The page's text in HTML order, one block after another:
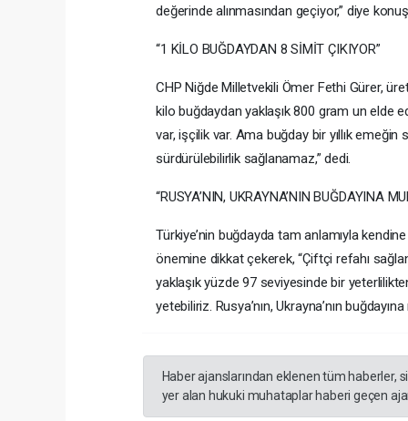
değerinde alınmasından geçiyor,” diye
“1 KİLO BUĞDAYDAN 8 SİMİT ÇIKIYOR”
CHP Niğde Milletvekili Ömer Fethi Gürer,
kilo buğdaydan yaklaşık 800 gram un elde
var, işçilik var. Ama buğday bir yıllık
sürdürülebilirlik sağlanamaz,” dedi.
“RUSYA’NIN, UKRAYNA’NIN BUĞDAYINA
Türkiye’nin buğdayda tam anlamıyla
önemine dikkat çekerek, “Çiftçi refahı
yaklaşık yüzde 97 seviyesinde bir
yetebiliriz. Rusya’nın, Ukrayna’nın
Haber ajanslarından eklenen tüm haberler,
yer alan hukuki muhataplar haberi geçen